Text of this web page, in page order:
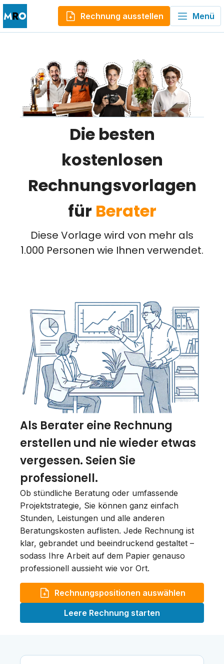
Rechnung ausstellen Menü
Die besten
kostenlosen
Rechnungsvorlagen
für Berater
Diese Vorlage wird von mehr als
1.000 Personen wie Ihnen verwendet.
Als Berater eine Rechnung
erstellen und nie wieder etwas
vergessen. Seien Sie
professionell.
Ob stündliche Beratung oder umfassende
Projektstrategie, Sie können ganz einfach
Stunden, Leistungen und alle anderen
Beratungskosten auflisten. Jede Rechnung ist
klar, gebrandet und beeindruckend gestaltet –
sodass Ihre Arbeit auf dem Papier genauso
professionell aussieht wie vor Ort.
Rechnungspositionen auswählen
Leere Rechnung starten